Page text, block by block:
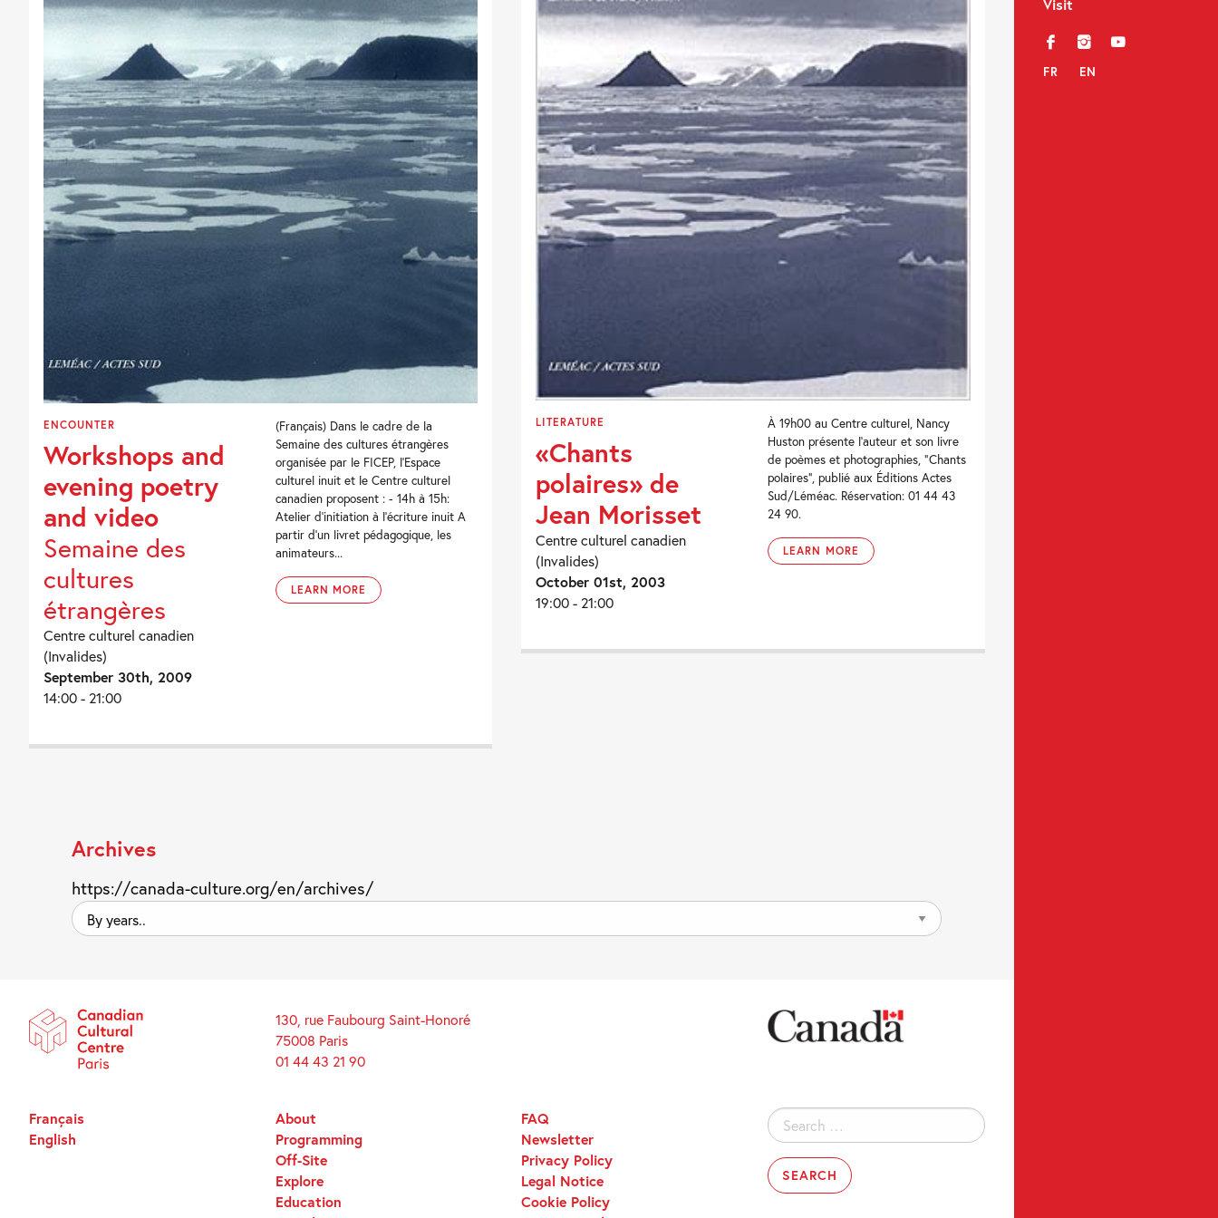
Visit
f i y
FR EN
ENCOUNTER
Workshops and
evening poetry
and video
Semaine des
cultures
étrangères
Centre culturel canadien
(Invalides)
September 30th, 2009
14:00 - 21:00
(Français) Dans le cadre de la
Semaine des cultures étrangères
organisée par le FICEP, l'Espace
culturel inuit et le Centre culturel
canadien proposent : - 14h à 15h:
Atelier d'initiation à l'écriture inuit A
partir d'un livret pédagogique, les
animateurs...
LEARN MORE
LITERATURE
«Chants
polaires» de
Jean Morisset
Centre culturel canadien
(Invalides)
October 01st, 2003
19:00 - 21:00
À 19h00 au Centre culturel, Nancy
Huston présente l’auteur et son livre
de poèmes et photographies, “Chants
polaires”, publié aux Éditions Actes
Sud/Léméac. Réservation: 01 44 43
24 90.
LEARN MORE
Archives
https://canada-culture.org/en/archives/
By
years..
130, rue Faubourg Saint-Honoré
75008 Paris
01 44 43 21 90
Search
for:
About
Programming
Off-Site
Explore
Education
FAQ
Newsletter
Privacy Policy
Legal Notice
Cookie Policy
Français
English